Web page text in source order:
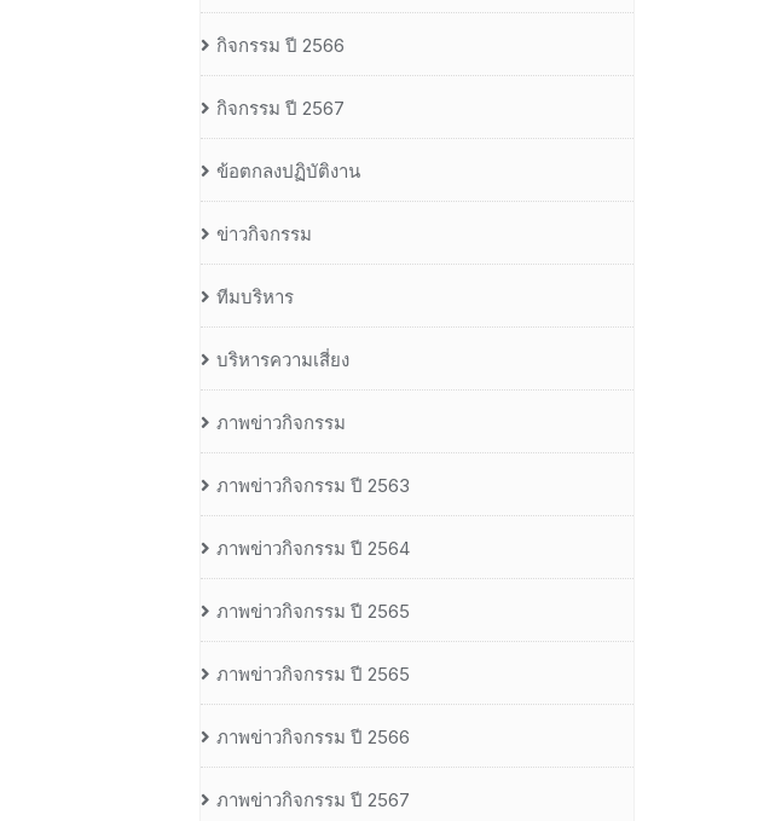
กิจกรรม ปี 2566
กิจกรรม ปี 2567
ข้อตกลงปฏิบัติงาน
ข่าวกิจกรรม
ทีมบริหาร
บริหารความเสี่ยง
ภาพข่าวกิจกรรม
ภาพข่าวกิจกรรม ปี 2563
ภาพข่าวกิจกรรม ปี 2564
ภาพข่าวกิจกรรม ปี 2565
ภาพข่าวกิจกรรม ปี 2565
ภาพข่าวกิจกรรม ปี 2566
ภาพข่าวกิจกรรม ปี 2567